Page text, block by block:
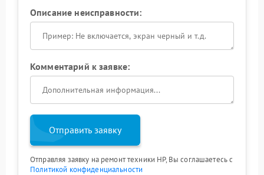
Описание неисправности:
Комментарий к заявке:
Отправить заявку
Отправляя заявку на ремонт техники HP, Вы соглашаетесь с
Политикой конфиденциальности